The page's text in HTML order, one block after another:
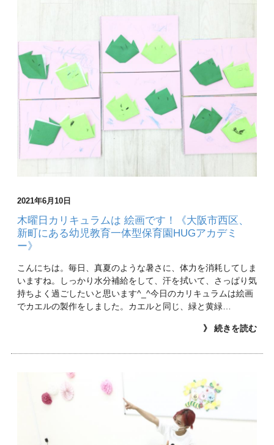
2021年6月10日
木曜日カリキュラムは 絵画です！《大阪市西区、
新町にある幼児教育一体型保育園HUGアカデミ
ー》
こんにちは。毎日、真夏のような暑さに、体力を消耗してしま
いますね。しっかり水分補給をして、汗を拭いて、さっぱり気
持ちよく過ごしたいと思います^_^今日のカリキュラムは絵画
でカエルの製作をしました。カエルと同じ、緑と黄緑…
》 続きを読む